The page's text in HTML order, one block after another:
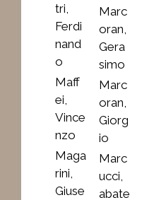
tri,
Ferdi
nand
o
Maff
ei,
Vince
nzo
Maga
rini,
Giuse
Marc
oran,
Gera
simo
Marc
oran,
Giorg
io
Marc
ucci,
abate